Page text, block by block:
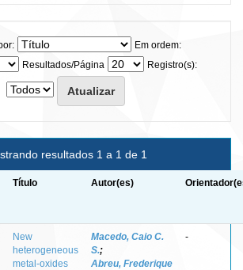
Em ordem:
Resultados/Página
Registro(s):
resultados 1 a 1 de 1
Título Autor(es)
New
heterogeneous
metal-oxides
Macedo, Caio C.
S.;
Abreu, Frederique
-